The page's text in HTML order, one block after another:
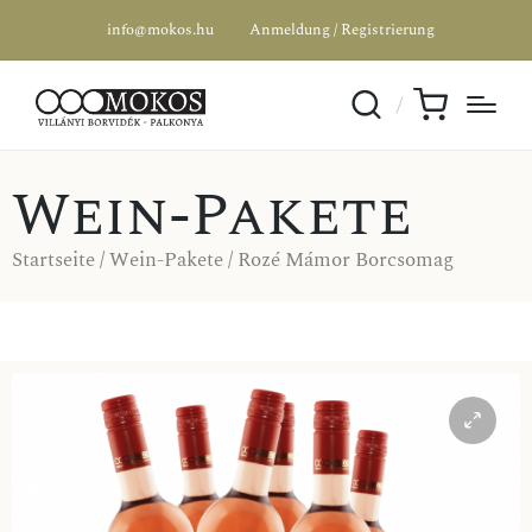
info@mokos.hu Anmeldung / Registrierung
Wein-Pakete
Startseite/Wein-Pakete/ Rozé Mámor Borcsomag